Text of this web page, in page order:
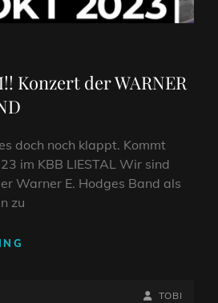
Konzert der WARNER
doch noch klappt. Kommt
im KBB LIESTAL Wir sind
Warner E. Hodges Band als
zu
BY
BYLINE
TOBI